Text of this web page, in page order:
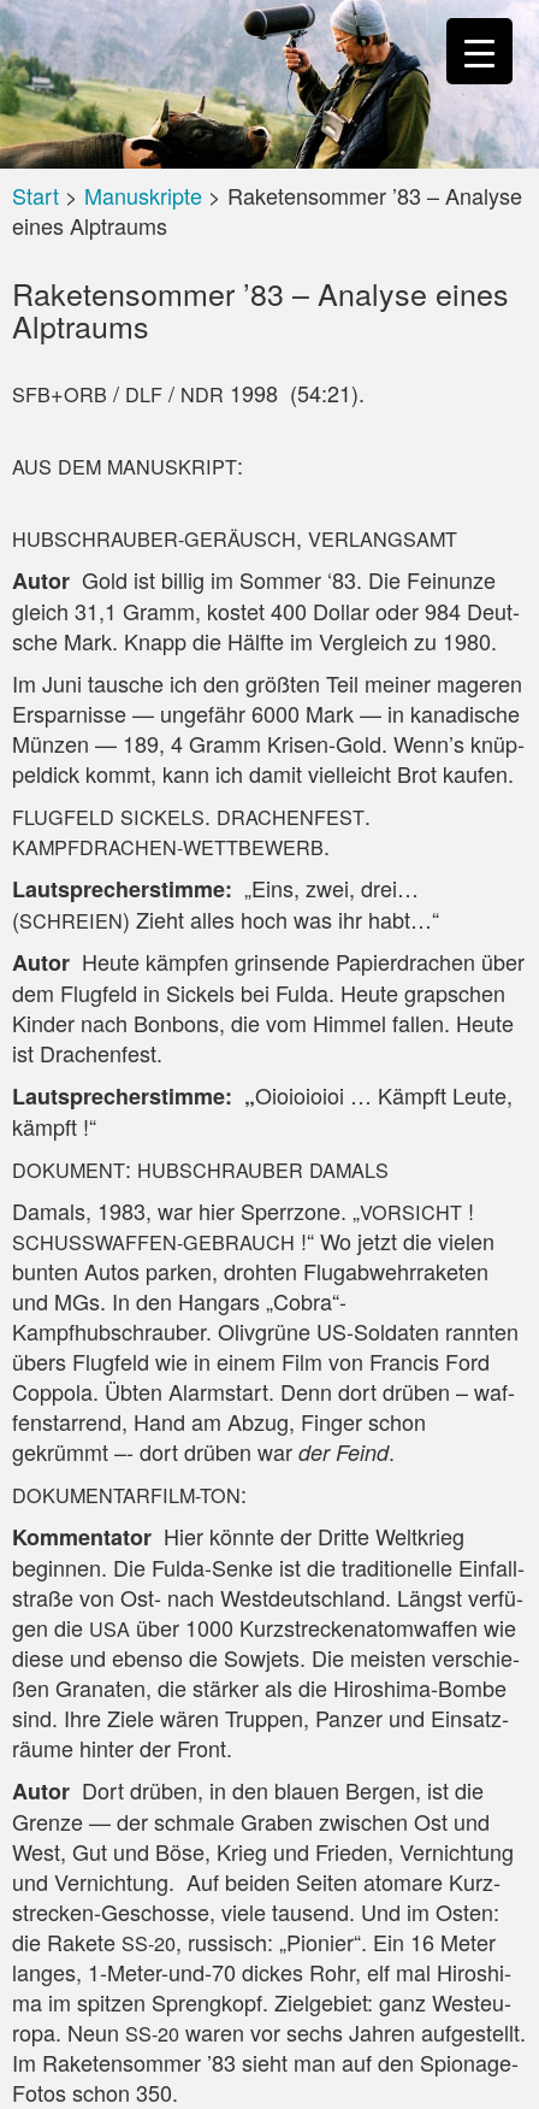
Start > Manuskripte > Raketensommer ’83 – Analyse
eines Alptraums
Raketensommer ’83 – Analyse eines
Alptraums
SFB+ORB / DLF / NDR 1998 (54:21).
AUS DEM MANUSKRIPT:
HUBSCHRAUBER-GERÄUSCH, VERLANGSAMT
Autor Gold ist bil­lig im Som­mer ‘83. Die Fein­un­ze
gleich 31,1 Gramm, kos­tet 400 Dol­lar oder 984 Deut­
sche Mark. Knapp die Hälf­te im Ver­gleich zu 1980.
Im Juni tau­sche ich den größ­ten Teil mei­ner mage­ren
Erspar­nis­se — unge­fähr 6000 Mark — in kana­di­sche
Mün­zen — 189, 4 Gramm Kri­sen-Gold. Wenn’s knüp­
pel­dick kommt, kann ich damit viel­leicht Brot kaufen.
FLUGFELD SICKELS. DRACHENFEST.
KAMPFDRACHEN-WETTBEWERB.
Laut­spre­cher­stim­me: „Eins, zwei, drei…
(SCHREIEN) Zieht alles hoch was ihr habt…“
Autor Heu­te kämp­fen grin­sen­de Papier­dra­chen über
dem Flug­feld in Sickels bei Ful­da. Heu­te grap­schen
Kin­der nach Bon­bons, die vom Him­mel fal­len. Heu­te
ist Drachenfest.
Laut­spre­cher­stim­me: „Oio­io­io­ioi … Kämpft Leu­te,
kämpft !“
DOKUMENT: HUBSCHRAUBER DAMALS
Damals, 1983, war hier Sperr­zo­ne. „VORSICHT !
SCHUSSWAFFEN-GEBRAUCH !“ Wo jetzt die vie­len
bun­ten Autos par­ken, droh­ten Flug­ab­wehr­ra­ke­ten
und MGs. In den Han­gars „Cobra“-
Kampfhubschrauber. Oliv­grü­ne US-Sol­da­ten rann­ten
übers Flug­feld wie in einem Film von Fran­cis Ford
Cop­po­la. Übten Alarm­start. Denn dort drü­ben – waf­
fen­star­rend, Hand am Abzug, Fin­ger schon
gekrümmt –- dort drü­ben war der Feind.
DOKUMENTARFILM-TON:
Kom­men­ta­tor Hier könn­te der Drit­te Welt­krieg
begin­nen. Die Ful­da-Sen­ke ist die tra­di­tio­nel­le Ein­fall­
stra­ße von Ost- nach West­deutsch­land. Längst ver­fü­
gen die USA über 1000 Kurz­stre­cken­atom­waf­fen wie
die­se und eben­so die Sowjets. Die meis­ten ver­schie­
ßen Gra­na­ten, die stär­ker als die Hiro­shi­ma-Bom­be
sind. Ihre Zie­le wären Trup­pen, Pan­zer und Ein­satz­
räu­me hin­ter der Front.
Autor Dort drü­ben, in den blau­en Ber­gen, ist die
Gren­ze — der schma­le Gra­ben zwi­schen Ost und
West, Gut und Böse, Krieg und Frie­den, Ver­nich­tung
und Ver­nich­tung. Auf bei­den Sei­ten ato­ma­re Kurz­
stre­cken-Geschos­se, vie­le tau­send. Und im Osten:
die Rake­te SS-20, rus­sisch: „Pio­nier“. Ein 16 Meter
lan­ges, 1‑Me­ter-und-70 dickes Rohr, elf mal Hiro­shi­
ma im spit­zen Spreng­kopf. Ziel­ge­biet: ganz West­eu­
ro­pa. Neun SS-20 waren vor sechs Jah­ren auf­ge­stellt.
Im Rake­ten­som­mer ’83 sieht man auf den Spio­na­ge-
Fotos schon 350.